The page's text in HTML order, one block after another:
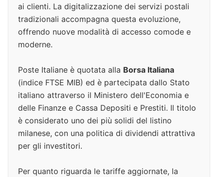
ai clienti. La digitalizzazione dei servizi postali
tradizionali accompagna questa evoluzione,
offrendo nuove modalità di accesso comode e
moderne.
Poste Italiane è quotata alla Borsa Italiana
(indice FTSE MIB) ed è partecipata dallo Stato
italiano attraverso il Ministero dell'Economia e
delle Finanze e Cassa Depositi e Prestiti. Il titolo
è considerato uno dei più solidi del listino
milanese, con una politica di dividendi attrattiva
per gli investitori.
Per quanto riguarda le tariffe aggiornate, la